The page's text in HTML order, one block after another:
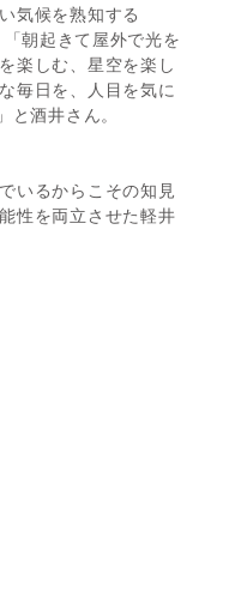
気候を熟知する
朝起きて屋外で光を
楽しむ、星空を楽し
毎日を、人目を気に
と酒井さん。
いるからこその知見
性を両立させた軽井